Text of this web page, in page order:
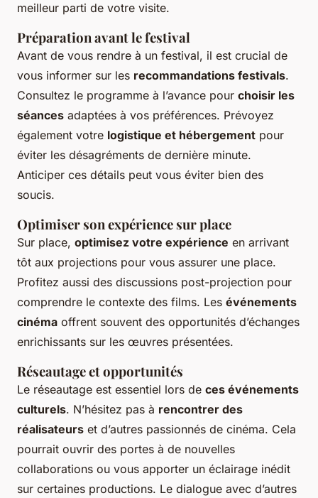
meilleur parti de votre visite.
Préparation avant le festival
Avant de vous rendre à un festival, il est crucial de
vous informer sur les recommandations festivals.
Consultez le programme à l’avance pour choisir les
séances adaptées à vos préférences. Prévoyez
également votre logistique et hébergement pour
éviter les désagréments de dernière minute.
Anticiper ces détails peut vous éviter bien des
soucis.
Optimiser son expérience sur place
Sur place, optimisez votre expérience en arrivant
tôt aux projections pour vous assurer une place.
Profitez aussi des discussions post-projection pour
comprendre le contexte des films. Les événements
cinéma offrent souvent des opportunités d’échanges
enrichissants sur les œuvres présentées.
Réseautage et opportunités
Le réseautage est essentiel lors de ces événements
culturels. N’hésitez pas à rencontrer des
réalisateurs et d’autres passionnés de cinéma. Cela
pourrait ouvrir des portes à de nouvelles
collaborations ou vous apporter un éclairage inédit
sur certaines productions. Le dialogue avec d’autres